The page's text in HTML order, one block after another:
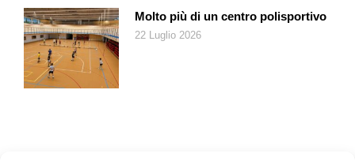
domande come: “È sicuro che la sua decisione od opinione sia
giusta?”, “Quanto siete certi che non vaccinare contro il
morbillo sia una buona scelta?”. Il 90 per cento dei pazienti e
professionisti vaccino-esitanti sono indecisi e un colloquio
motivazionale permette di entrare in empatia, sviluppare le
Molto più di un centro polisportivo
22 Luglio 2026